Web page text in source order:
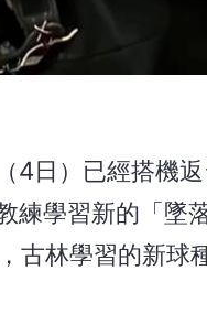
4日）已經搭機
練學習新的「墜
古林學習的新球